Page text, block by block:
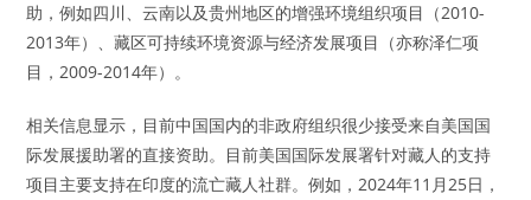
助，例如四川、云南以及贵州地区的增强环境组织项目（2010-
2013年）、藏区可持续环境资源与经济发展项目（亦称泽仁项
目，2009-2014年）。
相关信息显示，目前中国国内的非政府组织很少接受来自美国国
际发展援助署的直接资助。目前美国国际发展署针对藏人的支持
项目主要支持在印度的流亡藏人社群。例如，2024年11月25日，